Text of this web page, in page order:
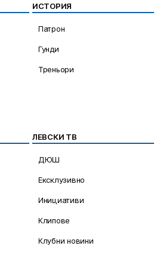
ИСТОРИЯ
Патрон
Гунди
Треньори
ЛЕВСКИ ТВ
ДЮШ
Ексклузивно
Инициативи
Клипове
Клубни новини